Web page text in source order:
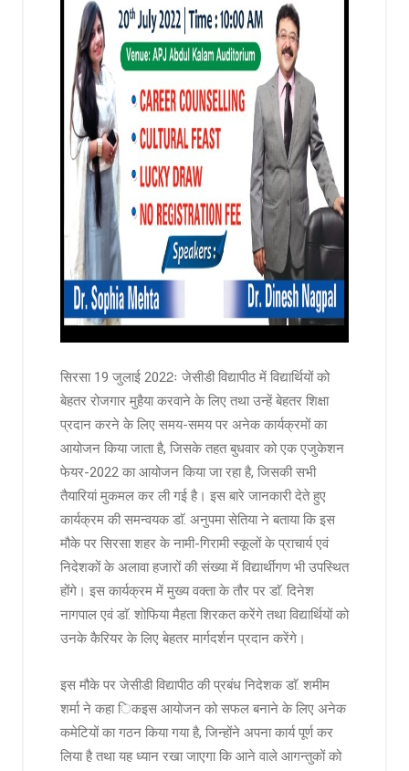
सिरसा 19 जुलाई 2022ः जेसीडी विद्यापीठ में विद्यार्थियों को
बेहतर रोजगार मुहैया करवाने के लिए तथा उन्हें बेहतर शिक्षा
प्रदान करने के लिए समय-समय पर अनेक कार्यक्रमों का
आयोजन किया जाता है, जिसके तहत बुधवार को एक एजुकेशन
फेयर-2022 का आयोजन किया जा रहा है, जिसकी सभी
तैयारियां मुकमल कर ली गई है। इस बारे जानकारी देते हुए
कार्यक्रम की समन्वयक डाॅ. अनुपमा सेतिया ने बताया कि इस
मौके पर सिरसा शहर के नामी-गिरामी स्कूलों के प्राचार्य एवं
निदेशकों के अलावा हजारों की संख्या में विद्यार्थीगण भी उपस्थित
होंगे। इस कार्यक्रम में मुख्य वक्ता के तौर पर डाॅ. दिनेश
नागपाल एवं डाॅ. शोफिया मैहता शिरकत करेंगे तथा विद्यार्थियों को
उनके कैरियर के लिए बेहतर मार्गदर्शन प्रदान करेंगे।
इस मौके पर जेसीडी विद्यापीठ की प्रबंध निदेशक डाॅ. शमीम
शर्मा ने कहा िकइस आयोजन को सफल बनाने के लिए अनेक
कमेटियों का गठन किया गया है, जिन्होंने अपना कार्य पूर्ण कर
लिया है तथा यह ध्यान रखा जाएगा कि आने वाले आगन्तुकों को